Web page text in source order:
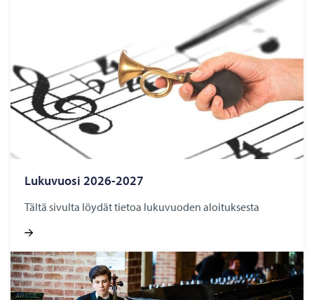
Lukuvuosi 2026-2027
Tältä sivulta löydät tietoa lukuvuoden aloituksesta